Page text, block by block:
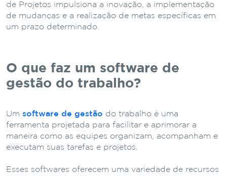
de Projetos impulsiona a inovação, a implementação
de mudanças e a realização de metas específicas em
um prazo determinado.
O que faz um software de
gestão do trabalho?
Um software de gestão do trabalho é uma
ferramenta projetada para facilitar e aprimorar a
maneira como as equipes organizam, acompanham e
executam suas tarefas e projetos.
Esses softwares oferecem uma variedade de recursos